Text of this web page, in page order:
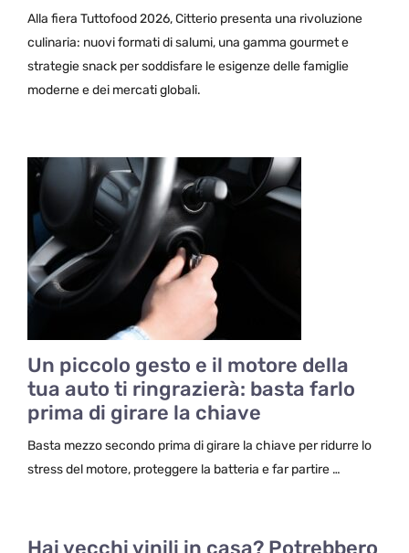
Alla fiera Tuttofood 2026, Citterio presenta una rivoluzione
culinaria: nuovi formati di salumi, una gamma gourmet e
strategie snack per soddisfare le esigenze delle famiglie
moderne e dei mercati globali.
Un piccolo gesto e il motore della
tua auto ti ringrazierà: basta farlo
prima di girare la chiave
Basta mezzo secondo prima di girare la chiave per ridurre lo
stress del motore, proteggere la batteria e far partire …